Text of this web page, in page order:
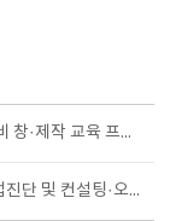
2025 [장비 마스터링] 메이커 장비 창·제작 교육 프로그램 결과물 소개
2025 [콘텐츠 액셀러레이팅] 기업진단 및 컨설팅·오픈 특강·네트워킹 현장 스케치